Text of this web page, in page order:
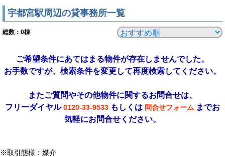
宇都宮駅周辺の貸事務所一覧
総数： 0棟
ご希望条件にあてはまる物件が存在しませんでした。
お手数ですが、検索条件を変更して再度検索してください。
またご質問やその他物件に関するお問合せは、
フリーダイヤル0120-33-9533 もしくは 問合せフォーム までお
気軽にお問合せください。
※取引態様：媒介